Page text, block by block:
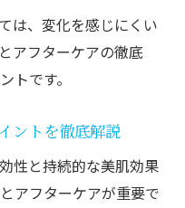
は、変化を感じにくい
アフターケアの徹底
トです。
ントを徹底解説
性と持続的な美肌効果
アフターケアが重要で